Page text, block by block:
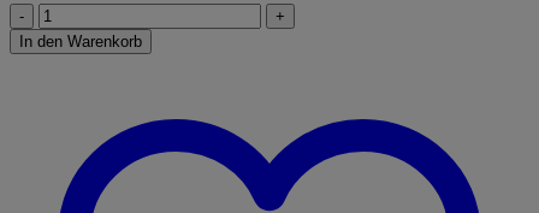
Im
Weltall
Menge
In den Warenkorb